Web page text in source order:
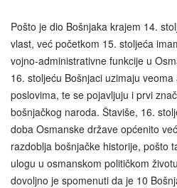
Pošto je dio Bošnjaka krajem 14.
vlast, već početkom 15. stoljeća
vojno-administrativne funkcije u
16. stoljeću Bošnjaci uzimaju
poslovima, te se pojavljuju i prvi
bošnjačkog naroda. Štaviše, 16.
doba Osmanske države općenito
razdoblja bošnjačke historije, pošto
ulogu u osmanskom političkom
dovoljno je spomenuti da je 10